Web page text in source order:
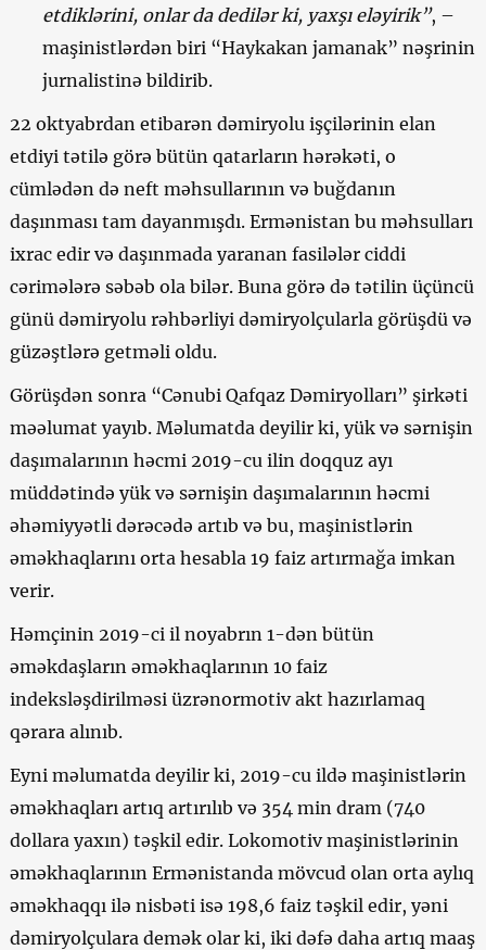
etdiklərini, onlar da dedilər ki, yaxşı eləyirik”, –
maşinistlərdən biri “Haykakan jamanak” nəşrinin
jurnalistinə bildirib.
22 oktyabrdan etibarən dəmiryolu işçilərinin elan
etdiyi tətilə görə bütün qatarların hərəkəti, o
cümlədən də neft məhsullarının və buğdanın
daşınması tam dayanmışdı. Ermənistan bu məhsulları
ixrac edir və daşınmada yaranan fasilələr ciddi
cərimələrə səbəb ola bilər. Buna görə də tətilin üçüncü
günü dəmiryolu rəhbərliyi dəmiryolçularla görüşdü və
güzəştlərə getməli oldu.
Görüşdən sonra “Cənubi Qafqaz Dəmiryolları” şirkəti
məəlumat yayıb. Məlumatda deyilir ki, yük və sərnişin
daşımalarının həcmi 2019-cu ilin doqquz ayı
müddətində yük və sərnişin daşımalarının həcmi
əhəmiyyətli dərəcədə artıb və bu, maşinistlərin
əməkhaqlarını orta hesabla 19 faiz artırmağa imkan
verir.
Həmçinin 2019-ci il noyabrın 1-dən bütün
əməkdaşların əməkhaqlarının 10 faiz
indeksləşdirilməsi üzrənormotiv akt hazırlamaq
qərara alınıb.
Eyni məlumatda deyilir ki, 2019-cu ildə maşinistlərin
əməkhaqları artıq artırılıb və 354 min dram (740
dollara yaxın) təşkil edir. Lokomotiv maşinistlərinin
əməkhaqlarının Ermənistanda mövcud olan orta aylıq
əməkhaqqı ilə nisbəti isə 198,6 faiz təşkil edir, yəni
dəmiryolçulara demək olar ki, iki dəfə daha artıq maaş